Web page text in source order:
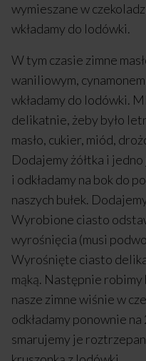
wymieszane w
wkładamy do lodówki.
W tym czasie zimne
waniliowym,
wkładamy do lodówki.
delikatnie, żeby było
masło, cukier, miód,
Dodajemy żółtka i
i odkładamy na bok do
naszych bułek.
Wyrobione ciasto
wyrośnięcia (musi
Wyrośnięte ciasto
mąką. Następnie robimy
nasze zimne wiśnie w
odkładamy ponownie
smarujemy je